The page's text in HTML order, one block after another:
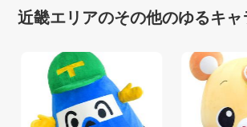
近畿エリアのその他のゆるキャ